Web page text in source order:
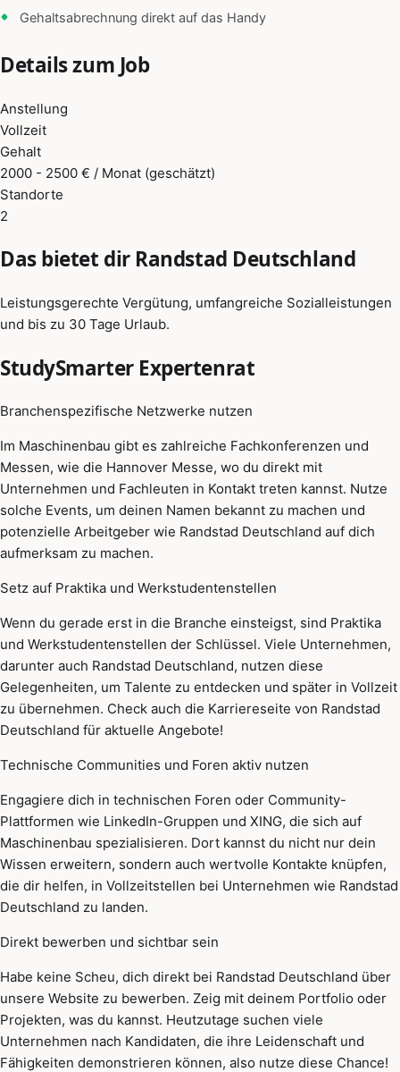
Gehaltsabrechnung direkt auf das Handy
Details zum Job
Anstellung
Vollzeit
Gehalt
2000 - 2500 € / Monat (geschätzt)
Standorte
2
Das bietet dir Randstad Deutschland
Leistungsgerechte Vergütung, umfangreiche Sozialleistungen
und bis zu 30 Tage Urlaub.
StudySmarter Expertenrat
Branchenspezifische Netzwerke nutzen
Im Maschinenbau gibt es zahlreiche Fachkonferenzen und
Messen, wie die Hannover Messe, wo du direkt mit
Unternehmen und Fachleuten in Kontakt treten kannst. Nutze
solche Events, um deinen Namen bekannt zu machen und
potenzielle Arbeitgeber wie Randstad Deutschland auf dich
aufmerksam zu machen.
Setz auf Praktika und Werkstudentenstellen
Wenn du gerade erst in die Branche einsteigst, sind Praktika
und Werkstudentenstellen der Schlüssel. Viele Unternehmen,
darunter auch Randstad Deutschland, nutzen diese
Gelegenheiten, um Talente zu entdecken und später in Vollzeit
zu übernehmen. Check auch die Karriereseite von Randstad
Deutschland für aktuelle Angebote!
Technische Communities und Foren aktiv nutzen
Engagiere dich in technischen Foren oder Community-
Plattformen wie LinkedIn-Gruppen und XING, die sich auf
Maschinenbau spezialisieren. Dort kannst du nicht nur dein
Wissen erweitern, sondern auch wertvolle Kontakte knüpfen,
die dir helfen, in Vollzeitstellen bei Unternehmen wie Randstad
Deutschland zu landen.
Direkt bewerben und sichtbar sein
Habe keine Scheu, dich direkt bei Randstad Deutschland über
unsere Website zu bewerben. Zeig mit deinem Portfolio oder
Projekten, was du kannst. Heutzutage suchen viele
Unternehmen nach Kandidaten, die ihre Leidenschaft und
Fähigkeiten demonstrieren können, also nutze diese Chance!